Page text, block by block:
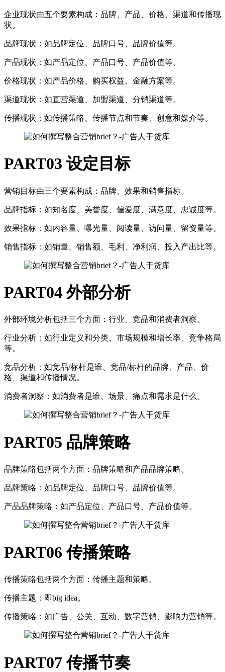
企业现状由五个要素构成：品牌、产品、价格、渠道和传播现
状。
品牌现状：如品牌定位、品牌口号、品牌价值等。
产品现状：如产品定位、产品口号、产品价值等。
价格现状：如产品价格、购买权益、金融方案等。
渠道现状：如直营渠道、加盟渠道、分销渠道等。
传播现状：如传播策略、传播节点和节奏、创意和媒介等。
PART03 设定目标
营销目标由三个要素构成：品牌、效果和销售指标。
品牌指标：如知名度、美誉度、偏爱度、满意度、忠诚度等。
效果指标：如内容量、曝光量、阅读量、访问量、留资量等。
销售指标：如销量、销售额、毛利、净利润、投入产出比等。
PART04外部分析
外部环境分析包括三个方面：行业、竞品和消费者洞察。
行业分析：如行业定义和分类、市场规模和增长率、竞争格局
等。
竞品分析：如竞品/标杆是谁、竞品/标杆的品牌、产品、价
格、渠道和传播情况。
消费者洞察：如消费者是谁、场景、痛点和需求是什么。
PART05 品牌策略
品牌策略包括两个方面：品牌策略和产品品牌策略。
品牌策略：如品牌定位、品牌口号、品牌价值等。
产品品牌策略：如产品定位、产品口号、产品价值等。
PART06传播策略
传播策略包括两个方面：传播主题和策略。
传播主题：即big idea。
传播策略：如广告、公关、互动、数字营销、影响力营销等。
PART07传播节奏